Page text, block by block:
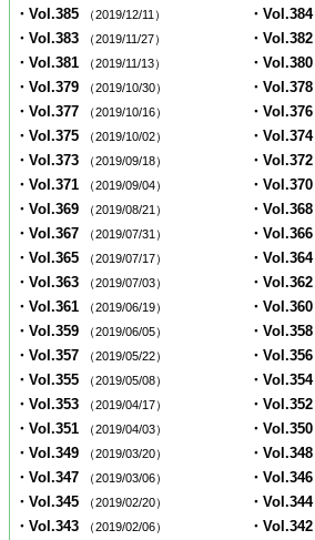
・Vol.385 （2019/12/11） ・Vol.384
・Vol.383 （2019/11/27） ・Vol.382
・Vol.381 （2019/11/13） ・Vol.380
・Vol.379 （2019/10/30） ・Vol.378
・Vol.377 （2019/10/16） ・Vol.376
・Vol.375 （2019/10/02） ・Vol.374
・Vol.373 （2019/09/18） ・Vol.372
・Vol.371 （2019/09/04） ・Vol.370
・Vol.369 （2019/08/21） ・Vol.368
・Vol.367 （2019/07/31） ・Vol.366
・Vol.365 （2019/07/17） ・Vol.364
・Vol.363 （2019/07/03） ・Vol.362
・Vol.361 （2019/06/19） ・Vol.360
・Vol.359 （2019/06/05） ・Vol.358
・Vol.357 （2019/05/22） ・Vol.356
・Vol.355 （2019/05/08） ・Vol.354
・Vol.353 （2019/04/17） ・Vol.352
・Vol.351 （2019/04/03） ・Vol.350
・Vol.349 （2019/03/20） ・Vol.348
・Vol.347 （2019/03/06） ・Vol.346
・Vol.345 （2019/02/20） ・Vol.344
・Vol.343 （2019/02/06） ・Vol.342